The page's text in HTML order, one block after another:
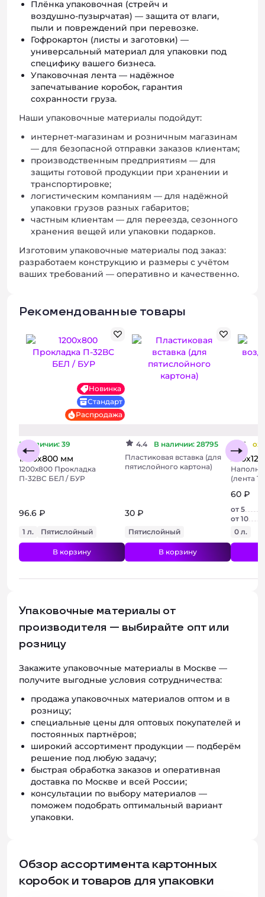
Плёнка упаковочная (стрейч и
воздушно‑пузырчатая) — защита от влаги,
пыли и повреждений при перевозке.
Гофрокартон (листы и заготовки) —
универсальный материал для упаковки под
специфику вашего бизнеса.
Упаковочная лента — надёжное
запечатывание коробок, гарантия
сохранности груза.
Наши упаковочные материалы подойдут:
интернет‑магазинам и розничным магазинам
— для безопасной отправки заказов клиентам;
производственным предприятиям — для
защиты готовой продукции при хранении и
транспортировке;
логистическим компаниям — для надёжной
упаковки грузов разных габаритов;
частным клиентам — для переезда, сезонного
хранения вещей или упаковки подарков.
Изготовим упаковочные материалы под заказ:
разработаем конструкцию и размеры с учётом
ваших требований — оперативно и качественно.
Рекомендованные товары
Новинка
Стандарт
Распродажа
В наличии: 39
1200х800 мм
1200х800 Прокладка
П-32ВС БЕЛ / БУР
96.6 ₽
1 л. Пятислойный
В корзину
4.4
В наличии: 28795
Пластиковая вставка (для
пятислойного картона)
30 ₽
Пятислойный
В корзину
5
(лента
60 ₽
от 5
от 10
0 л.
Упаковочные материалы от
производителя — выбирайте опт или
розницу
Закажите упаковочные материалы в Москве —
получите выгодные условия сотрудничества:
продажа упаковочных материалов оптом и в
розницу;
специальные цены для оптовых покупателей и
постоянных партнёров;
широкий ассортимент продукции — подберём
решение под любую задачу;
быстрая обработка заказов и оперативная
доставка по Москве и всей России;
консультации по выбору материалов —
поможем подобрать оптимальный вариант
упаковки.
Обзор ассортимента картонных
коробок и товаров для упаковки